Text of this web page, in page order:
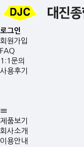
로그인
회원가입
FAQ
1:1문의
사용후기
제품보기
회사소개
이용안내